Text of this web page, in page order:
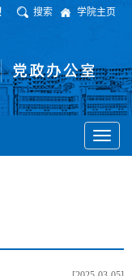
搜索 学院主页
Toggle